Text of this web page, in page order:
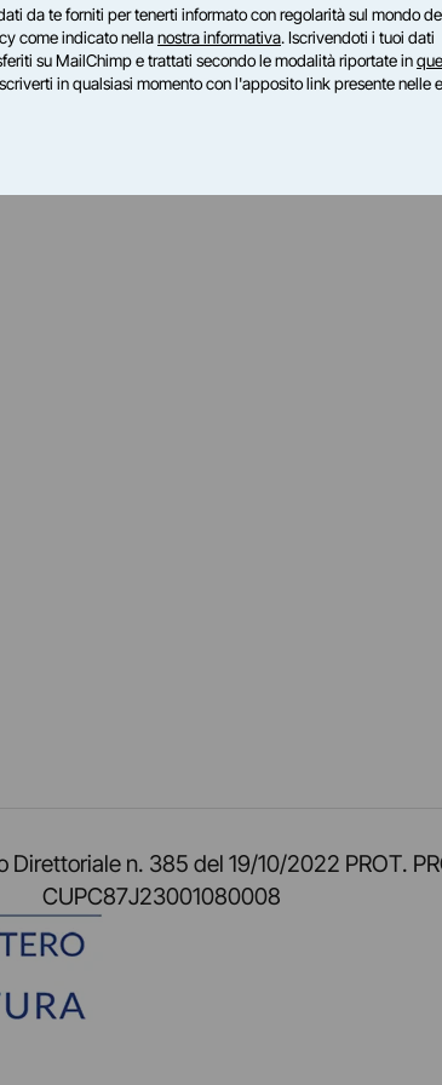
n. 385 del 19/10/2022 PROT.
CUPC87J23001080008
da te forniti per tenerti informato con regolarità sul mondo
come indicato nellanostra informativa. Iscrivendoti i tuoi dati
su MailChimp e trattati secondo le modalità riportate in
in qualsiasi momento con l'apposito link presente nelle